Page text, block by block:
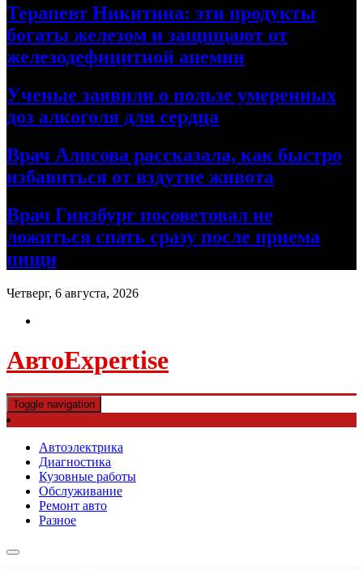
Терапевт Никитина: эти продукты
богаты железом и защищают от
железодефицитной анемии
Ученые заявили о пользе умеренных
доз алкоголя для сердца
Врач Алисова рассказала, как быстро
избавиться от вздутие живота
Врач Гинзбург посоветовал не
ложиться спать сразу после приема
пищи
Четверг, 6 августа, 2026
АвтоExpertise
Toggle navigation
Автоэлектрика
Диагностика
Кузовные работы
Обслуживание
Ремонт авто
Разное